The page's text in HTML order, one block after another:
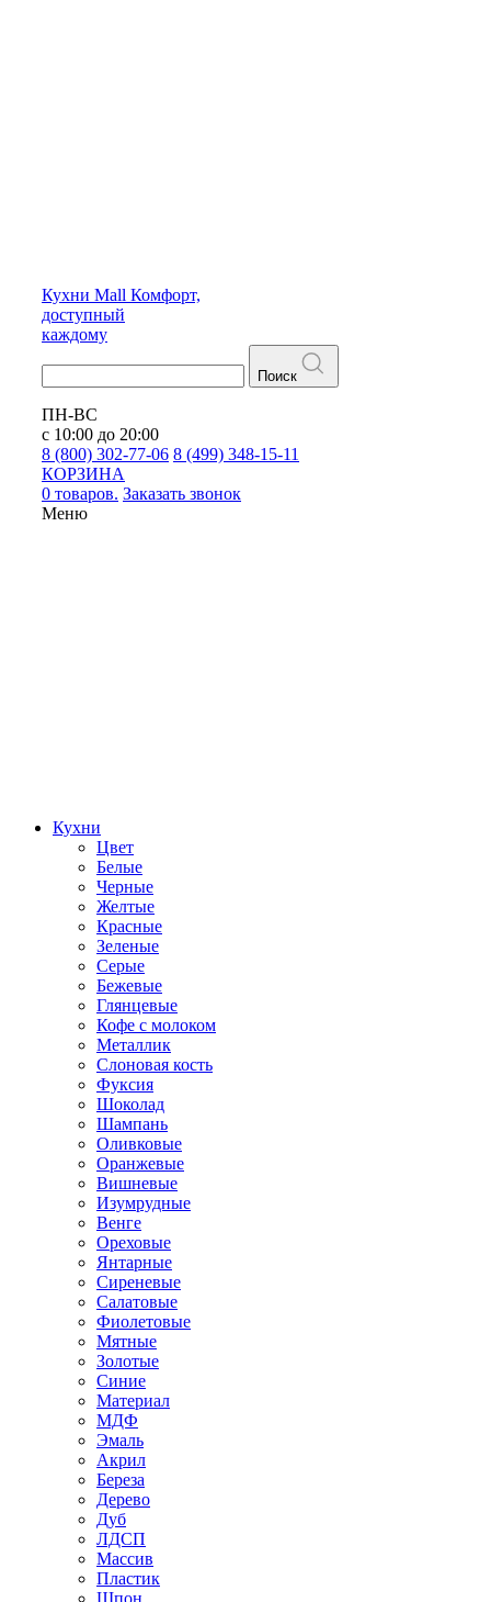
Кухни Mall Комфорт,
доступный
каждому
Поиск
ПН-ВС
с 10:00 до 20:00
8 (800) 302-77-06 8 (499) 348-15-11
КОРЗИНА
0 товаров. Заказать звонок
Меню
Кухни
Цвет
Белые
Черные
Желтые
Красные
Зеленые
Серые
Бежевые
Глянцевые
Кофе с молоком
Металлик
Слоновая кость
Фуксия
Шоколад
Шампань
Оливковые
Оранжевые
Вишневые
Изумрудные
Венге
Ореховые
Янтарные
Сиреневые
Салатовые
Фиолетовые
Мятные
Золотые
Синие
Материал
МДФ
Эмаль
Акрил
Береза
Дерево
Дуб
ЛДСП
Массив
Пластик
Шпон